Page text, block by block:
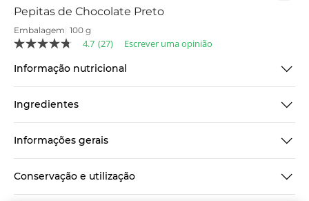
Pepitas de Chocolate Preto
Embalagem 100 g
4.7
5
médio
classificação.
Read
27
Reviews.
Link
para
a
4.7 (27)
Escrever uma opinião
Informação nutricional
Ingredientes
Informações gerais
Conservação e utilização